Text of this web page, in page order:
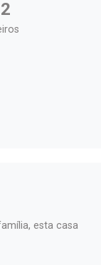
2
esta casa